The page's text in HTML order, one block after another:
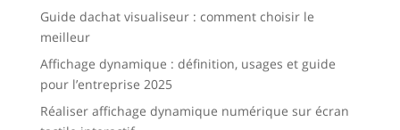
Guide dachat visualiseur : comment choisir le
meilleur
Affichage dynamique : définition, usages et guide
pour l’entreprise 2025
Réaliser affichage dynamique numérique sur écran